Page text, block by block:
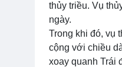
thủy triều. Vụ
ngày.
Trong khi đó, vụ
cộng với chiều
xoay quanh Trái